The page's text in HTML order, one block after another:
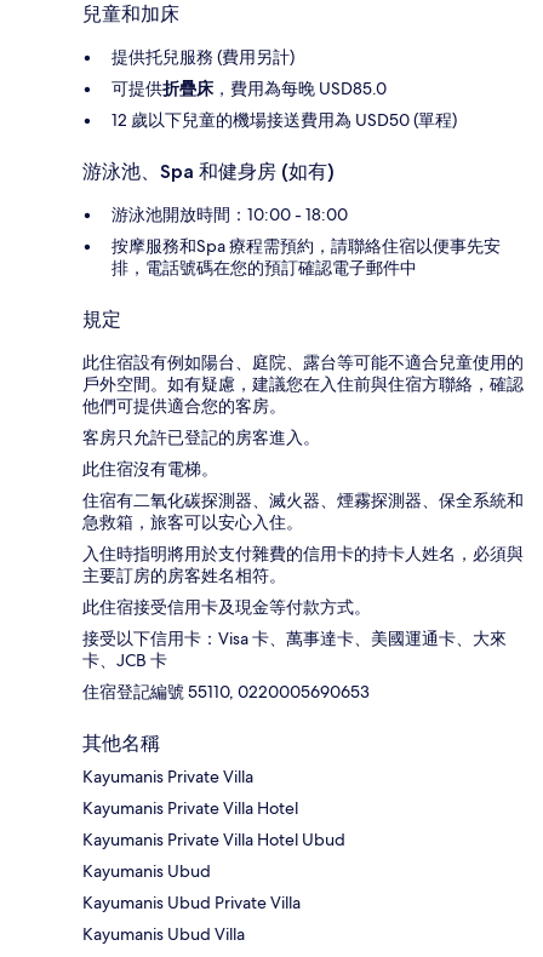
兒童和加床
提供托兒服務 (費用另計)
可提供折疊床 ，費用為每晚 USD85.0
12 歲以下兒童的機場接送費用為 USD50 (單程)
游泳池、Spa 和健身房 (如有)
游泳池開放時間：10:00 - 18:00
按摩服務和Spa 療程需預約，請聯絡住宿以便事先安
排，電話號碼在您的預訂確認電子郵件中
規定
此住宿設有例如陽台、庭院、露台等可能不適合兒童使用的
戶外空間。如有疑慮，建議您在入住前與住宿方聯絡，確認
他們可提供適合您的客房。
客房只允許已登記的房客進入。
此住宿沒有電梯。
住宿有二氧化碳探測器、滅火器、煙霧探測器、保全系統和
急救箱，旅客可以安心入住。
入住時指明將用於支付雜費的信用卡的持卡人姓名，必須與
主要訂房的房客姓名相符。
此住宿接受信用卡及現金等付款方式。
接受以下信用卡：Visa 卡、萬事達卡、美國運通卡、大來
卡、JCB 卡
住宿登記編號 55110, 0220005690653
其他名稱
Kayumanis Private Villa
Kayumanis Private Villa Hotel
Kayumanis Private Villa Hotel Ubud
Kayumanis Ubud
Kayumanis Ubud Private Villa
Kayumanis Ubud Villa